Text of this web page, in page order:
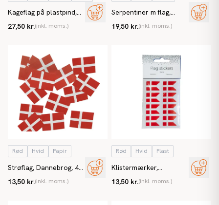
Kageflag på plastpind,
pakke
27,50 kr.(inkl. moms.)
Serpentiner m flag,
19,50 kr.(inkl. moms.)
Rød Hvid Papir
Strøflag, Dannebrog, 45
13,50 kr.(inkl. moms.)
Rød Hvid Plast
Klistermærker,
stk/pakke
13,50 kr.(inkl. moms.)